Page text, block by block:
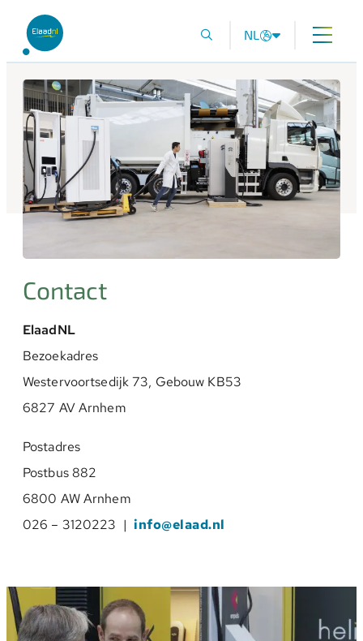
NL
Contact
ElaadNL
Bezoekadres
Westervoortsedijk 73, Gebouw KB53
6827 AV Arnhem
Postadres
Postbus 882
6800 AW Arnhem
026 – 3120223 | info@elaad.nl